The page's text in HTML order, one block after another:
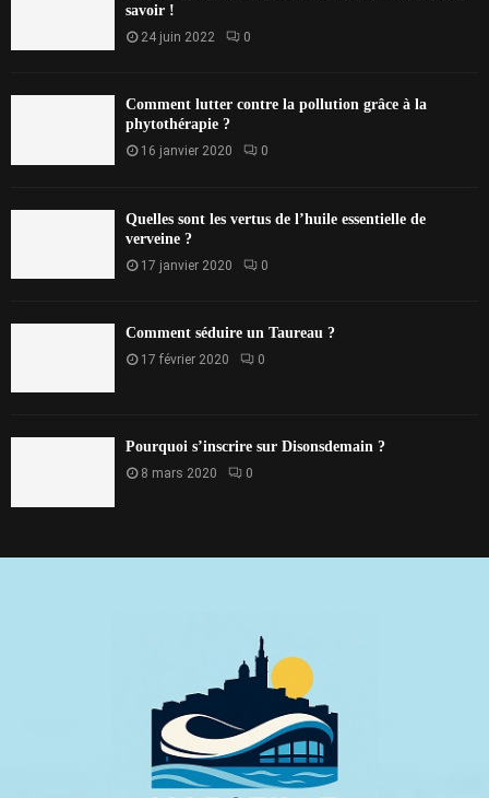
savoir !
24 juin 2022 0
Comment lutter contre la pollution grâce à la
phytothérapie ?
16 janvier 2020 0
Quelles sont les vertus de l’huile essentielle de
verveine ?
17 janvier 2020 0
Comment séduire un Taureau ?
17 février 2020 0
Pourquoi s’inscrire sur Disonsdemain ?
8 mars 2020 0